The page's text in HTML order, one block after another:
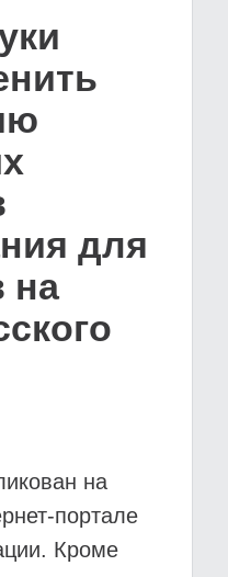
для
на
на
портале
Кроме